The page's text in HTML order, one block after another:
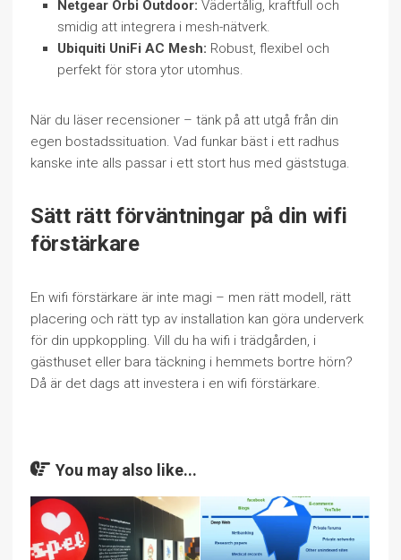
Netgear Orbi Outdoor: Vädertålig, kraftfull och
smidig att integrera i mesh-nätverk.
Ubiquiti UniFi AC Mesh: Robust, flexibel och
perfekt för stora ytor utomhus.
När du läser recensioner – tänk på att utgå från din
egen bostadssituation. Vad funkar bäst i ett radhus
kanske inte alls passar i ett stort hus med gäststuga.
Sätt rätt förväntningar på din wifi
förstärkare
En wifi förstärkare är inte magi – men rätt modell, rätt
placering och rätt typ av installation kan göra underverk
för din uppkoppling. Vill du ha wifi i trädgården, i
gästhuset eller bara täckning i hemmets bortre hörn?
Då är det dags att investera i en wifi förstärkare.
You may also like...